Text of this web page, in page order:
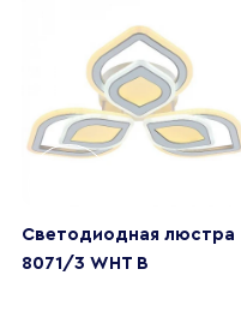
Светодиодная люстра
8071/3 WHT B